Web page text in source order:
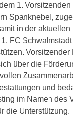
1. Vorsitzenden
Spanknebel,
in der aktuellen
FC
Vorsitzender
über die
und
im Namen des
die Unterstützung.